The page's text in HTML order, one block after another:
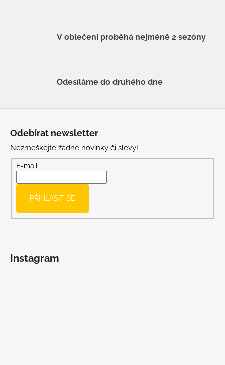
V oblečení proběhá nejméně 2 sezóny
Odesíláme do druhého dne
Odebírat newsletter
Nezmeškejte žádné novinky či slevy!
E-mail
PŘIHLÁSIT SE
Instagram